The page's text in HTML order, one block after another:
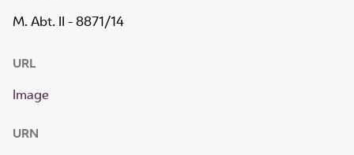
M. Abt. II - 8871/14
URL
Image
URN